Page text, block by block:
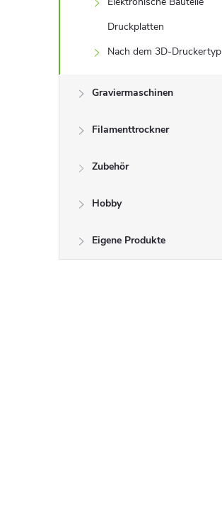
Druckplatten
Nach dem 3D-Druckertyp
Graviermaschinen
Filamenttrockner
Zubehör
Hobby
Eigene Produkte